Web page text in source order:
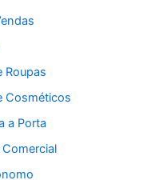
Roupas
Cosméticos
a Porta